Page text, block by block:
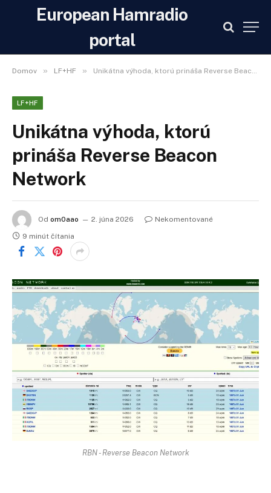
European Hamradio
portal
Domov » LF+HF » Unikátna výhoda, ktorú prináša Reverse Beacon Network
LF+HF
Unikátna výhoda, ktorú
prináša Reverse Beacon
Network
Od om0aao 2. júna 2026
Nekomentované
9 minút čítania
RBN - Reverse Beacon Network